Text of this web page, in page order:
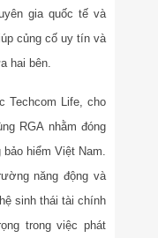
gia quốc tế và
củng cố uy tín và
hai bên.
Techcom Life, cho
RGA nhằm đóng
hiểm Việt Nam.
năng động và
sinh thái tài chính
trong việc phát